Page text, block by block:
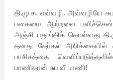
தி.மு.க. எவ்வழி, அவ்வழியே
பகைமை ஆற்றலை
அஞ்சி பதுங்கிக் கொள்வது
தனது தேர்தல் அறிக்கையில்
பாசிசத்தை
பாணிதான் சுப.வீ பாணி!